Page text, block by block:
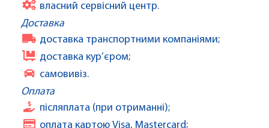
власний сервісний центр.
Доставка
доставка транспортними компаніями;
доставка кур’єром;
самовивіз.
Оплата
післяплата (при отриманні);
оплата картою Visa, Mastercard;